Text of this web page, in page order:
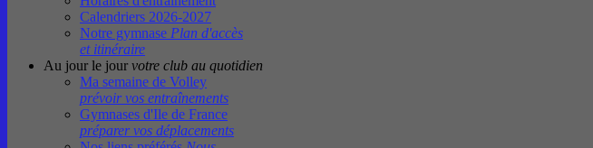
Calendriers 2026-2027
Notre gymnase Plan d'accès
et itinéraire
Au jour le jour votre club au quotidien
Ma semaine de Volley
prévoir vos entraînements
Gymnases d'Ile de France
préparer vos déplacements